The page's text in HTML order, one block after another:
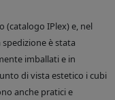
(catalogo IPlex) e, nel
è stata
imballati e in
di vista estetico i cubi
anche pratici e